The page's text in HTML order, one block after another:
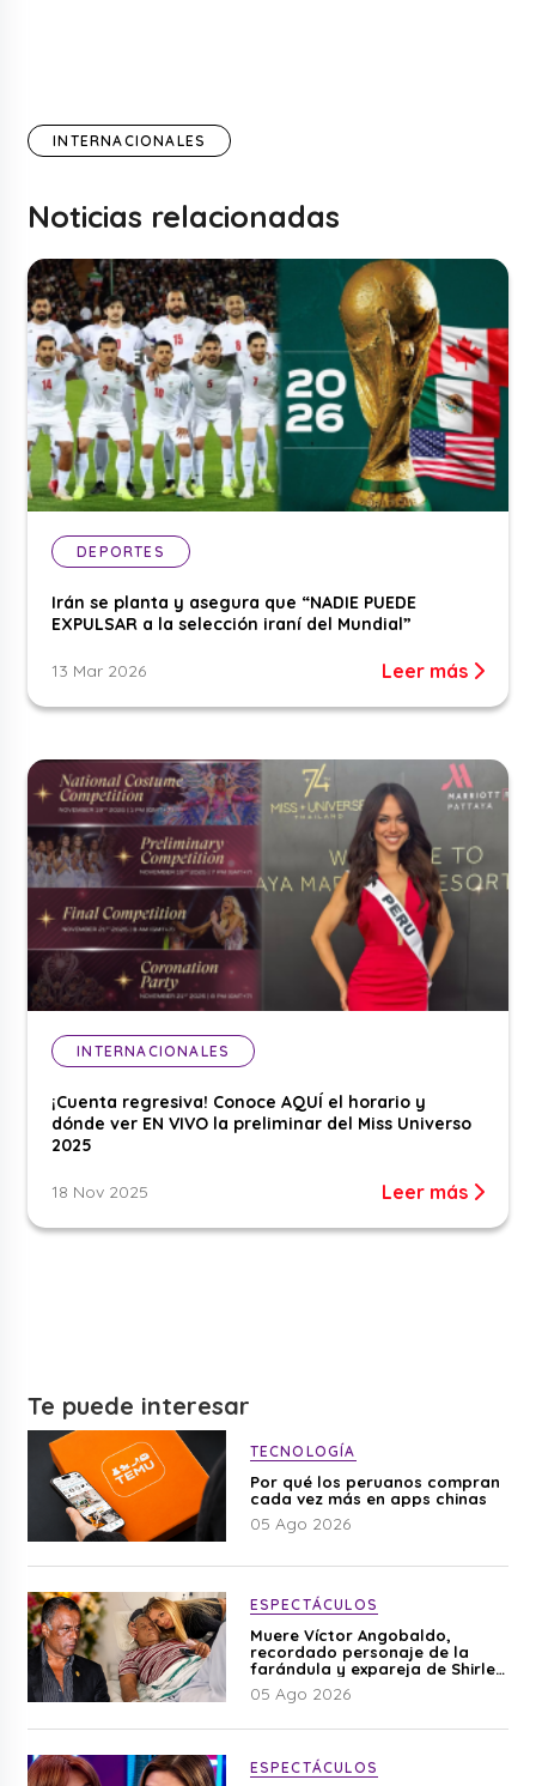
INTERNACIONALES
Noticias relacionadas
DEPORTES
Irán se planta y asegura que “NADIE PUEDE
EXPULSAR a la selección iraní del Mundial”
13 Mar 2026 Leer más
INTERNACIONALES
¡Cuenta regresiva! Conoce AQUÍ el horario y
dónde ver EN VIVO la preliminar del Miss Universo
2025
18 Nov 2025 Leer más
Te puede interesar
TECNOLOGÍA
Por qué los peruanos compran
cada vez más en apps chinas
05 Ago 2026
ESPECTÁCULOS
Muere Víctor Angobaldo,
recordado personaje de la
farándula y expareja de Shirley
Cherres
05 Ago 2026
ESPECTÁCULOS